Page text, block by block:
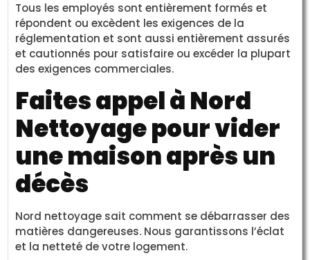
Tous les employés sont entièrement formés et
répondent ou excèdent les exigences de la
réglementation et sont aussi entièrement assurés
et cautionnés pour satisfaire ou excéder la plupart
des exigences commerciales.
Faites appel à Nord
Nettoyage pour vider
une maison après un
décès
Nord nettoyage sait comment se débarrasser des
matières dangereuses. Nous garantissons l’éclat
et la netteté de votre logement.